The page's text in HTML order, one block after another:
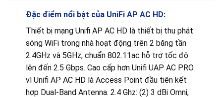
Đặc điểm nổi bật của UniFi AP AC HD:
Thiết bị mạng Unifi AP AC HD là thiết bị thu phát
sóng WiFi trong nhà hoạt động trên 2 băng tần
2.4GHz và 5GHz, chuẩn 802.11ac hỗ trợ tốc độ
lên đến 2.5 Gbps. Cao cấp hơn Unifi UAP AC PRO
vì Unifi AP AC HD là Access Point đầu tiên kết
hợp Dual‑Band Antenna. 2.4 Ghz: (2) 3 dBi Omni,